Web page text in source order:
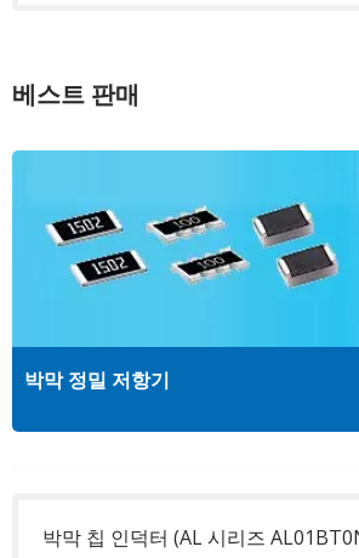
베스트 판매
박막 정밀 저항기
박막 칩 인덕터 (AL 시리즈